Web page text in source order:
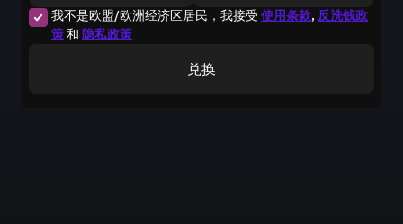
我不是欧盟/欧洲经济区居民，我接受 使用条款, 反洗钱政
策和 隐私政策
兑换